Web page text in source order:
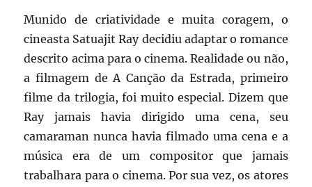
Munido de criatividade e muita coragem, o
cineasta Satuajit Ray decidiu adaptar o romance
descrito acima para o cinema. Realidade ou não,
a filmagem de A Canção da Estrada, primeiro
filme da trilogia, foi muito especial. Dizem que
Ray jamais havia dirigido uma cena, seu
camaraman nunca havia filmado uma cena e a
música era de um compositor que jamais
trabalhara para o cinema. Por sua vez, os atores